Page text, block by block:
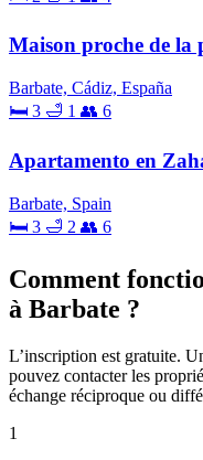
Maison proche de la
Barbate, Cádiz, España
🛏 3 🛁 1 👥 6
Apartamento en
Barbate, Spain
🛏 3 🛁 2 👥 6
Comment
à Barbate ?
L’inscription est gratuite.
pouvez contacter les
échange réciproque ou
1